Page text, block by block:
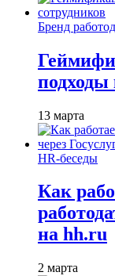
Бренд
подходы
13 марта
HR-беседы
Как
на hh.ru
2 марта